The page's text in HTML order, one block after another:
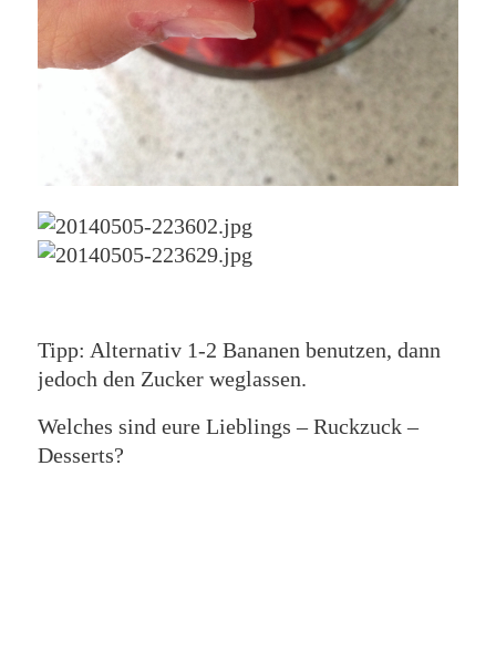
Tipp: Alternativ 1-2 Bananen benutzen, dann
jedoch den Zucker weglassen.
Welches sind eure Lieblings – Ruckzuck –
Desserts?